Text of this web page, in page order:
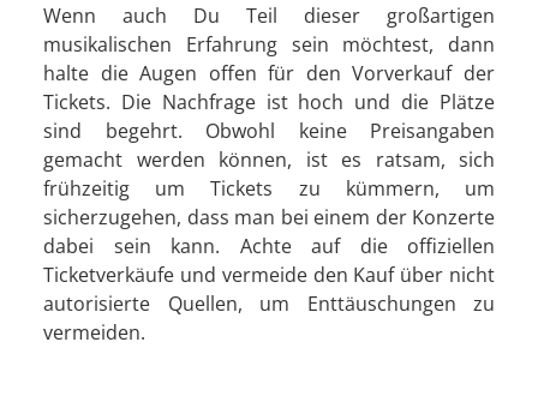
Wenn auch Du Teil dieser großartigen
musikalischen Erfahrung sein möchtest, dann
halte die Augen offen für den Vorverkauf der
Tickets. Die Nachfrage ist hoch und die Plätze
sind begehrt. Obwohl keine Preisangaben
gemacht werden können, ist es ratsam, sich
frühzeitig um Tickets zu kümmern, um
sicherzugehen, dass man bei einem der Konzerte
dabei sein kann. Achte auf die offiziellen
Ticketverkäufe und vermeide den Kauf über nicht
autorisierte Quellen, um Enttäuschungen zu
vermeiden.